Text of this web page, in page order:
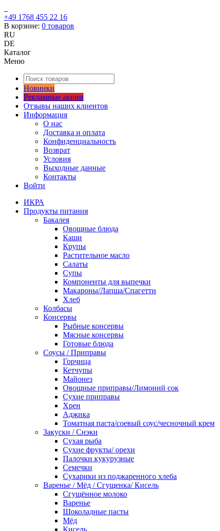
+49 1768 455 22 16
В корзине: 0 товаров
RU
DE
Каталог
Меню
Новинки
Рекламные акции
Отзывы наших клиентов
Информация
О нас
Доставка и оплата
Конфиденциальность
Возврат
Условия
Выходные данные
Контакты
Войти
ИКРА
Продукты питания
Бакалея
Овощные блюда
Каши
Крупы
Растительное масло
Салаты
Супы
Компоненты для выпечки
Макароны/Лапша/Спагетти
Хлеб
Колбасы
Консервы
Рыбные консервы
Мясные консервы
Готовые блюда
Соусы / Приправы
Горчица
Кетчупы
Майонез
Овощные приправы/Лимоннй сок
Сухие приправы
Хрен
Аджика
Томатная паста/соевый соус/чесночный крем
Закуски / Снэки
Сухая рыба
Сухие фрукты/ орехи
Палочки кукурузные
Семечки
Сухарики из поджаренного хлеба
Варенье / Мёд / Сгущенка/ Кисель
Сгущённое молоко
Варенье
Шоколадные пасты
Мёд
Кисель